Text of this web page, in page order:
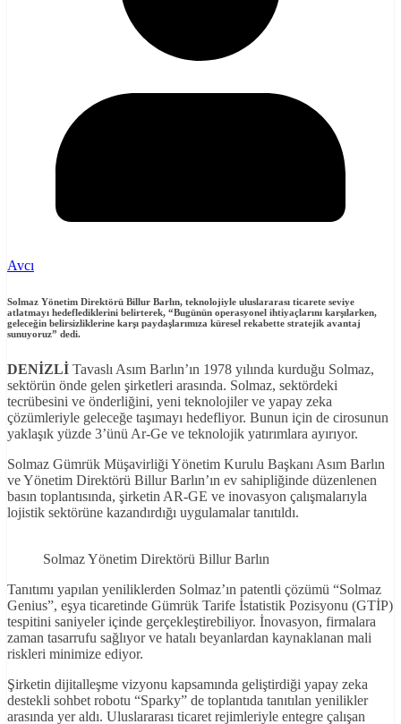
Avcı
Solmaz Yönetim Direktörü Billur Barlın, teknolojiyle uluslararası ticarete seviye
atlatmayı hedeflediklerini belirterek, “Bugünün operasyonel ihtiyaçlarını karşılarken,
geleceğin belirsizliklerine karşı paydaşlarımıza küresel rekabette stratejik avantaj
sunuyoruz” dedi.
DENİZLİ Tavaslı Asım Barlın’ın 1978 yılında kurduğu Solmaz,
sektörün önde gelen şirketleri arasında. Solmaz, sektördeki
tecrübesini ve önderliğini, yeni teknolojiler ve yapay zeka
çözümleriyle geleceğe taşımayı hedefliyor. Bunun için de cirosunun
yaklaşık yüzde 3’ünü Ar-Ge ve teknolojik yatırımlara ayırıyor.
Solmaz Gümrük Müşavirliği Yönetim Kurulu Başkanı Asım Barlın
ve Yönetim Direktörü Billur Barlın’ın ev sahipliğinde düzenlenen
basın toplantısında, şirketin AR-GE ve inovasyon çalışmalarıyla
lojistik sektörüne kazandırdığı uygulamalar tanıtıldı.
Solmaz Yönetim Direktörü Billur Barlın
Tanıtımı yapılan yeniliklerden Solmaz’ın patentli çözümü “Solmaz
Genius”, eşya ticaretinde Gümrük Tarife İstatistik Pozisyonu (GTİP)
tespitini saniyeler içinde gerçekleştirebiliyor. İnovasyon, firmalara
zaman tasarrufu sağlıyor ve hatalı beyanlardan kaynaklanan mali
riskleri minimize ediyor.
Şirketin dijitalleşme vizyonu kapsamında geliştirdiği yapay zeka
destekli sohbet robotu “Sparky” de toplantıda tanıtılan yenilikler
arasında yer aldı. Uluslararası ticaret rejimleriyle entegre çalışan